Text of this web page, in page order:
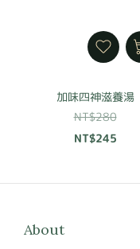
加味四神滋養湯
NT$280
NT$245
About